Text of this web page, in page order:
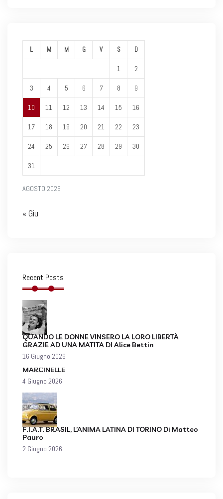
AGOSTO 2026
L M M G V S D
1 2
3 4 5 6 7 8 9
10 11 12 13 14 15 16
17 18 19 20 21 22 23
24 25 26 27 28 29 30
31
« Giu
Recent Posts
QUANDO LE DONNE VINSERO LA LORO LIBERTÀ
GRAZIE AD UNA MATITA DI Alice Bettin
16 Giugno 2026
MARCINELLE
4 Giugno 2026
F.I.A.T. BRASIL, L’ANIMA LATINA DI TORINO Di Matteo
Pauro
2 Giugno 2026